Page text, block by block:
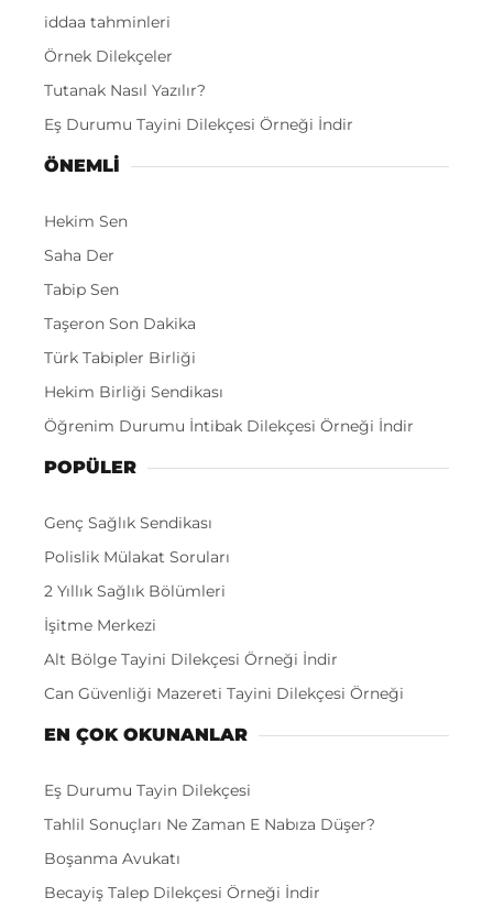
iddaa tahminleri
Örnek Dilekçeler
Tutanak Nasıl Yazılır?
Eş Durumu Tayini Dilekçesi Örneği İndir
ÖNEMLI
Hekim Sen
Saha Der
Tabip Sen
Taşeron Son Dakika
Türk Tabipler Birliği
Hekim Birliği Sendikası
Öğrenim Durumu İntibak Dilekçesi Örneği İndir
POPÜLER
Genç Sağlık Sendikası
Polislik Mülakat Soruları
2 Yıllık Sağlık Bölümleri
İşitme Merkezi
Alt Bölge Tayini Dilekçesi Örneği İndir
Can Güvenliği Mazereti Tayini Dilekçesi Örneği
EN ÇOK OKUNANLAR
Eş Durumu Tayin Dilekçesi
Tahlil Sonuçları Ne Zaman E Nabıza Düşer?
Boşanma Avukatı
Becayiş Talep Dilekçesi Örneği İndir